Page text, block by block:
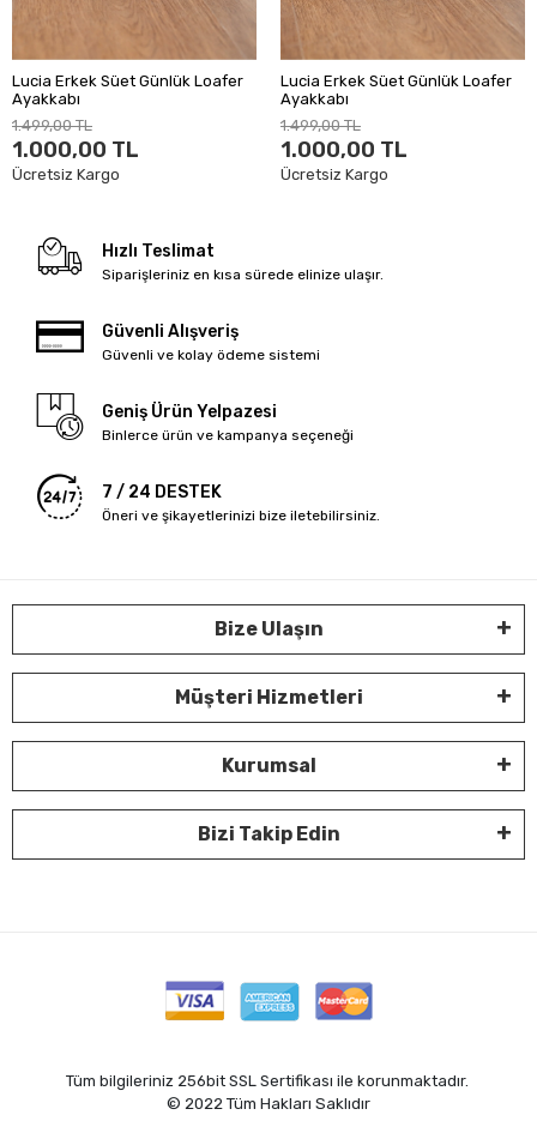
Lucia Erkek Süet Günlük Loafer
Ayakkabı
1.499,00 TL
1.000,00 TL
Ücretsiz Kargo
Lucia Erkek Süet Günlük Loafer
Ayakkabı
1.499,00 TL
1.000,00 TL
Ücretsiz Kargo
Hızlı Teslimat
Siparişleriniz en kısa sürede elinize ulaşır.
Güvenli Alışveriş
Güvenli ve kolay ödeme sistemi
Geniş Ürün Yelpazesi
Binlerce ürün ve kampanya seçeneği
7 / 24 DESTEK
Öneri ve şikayetlerinizi bize iletebilirsiniz.
Bize Ulaşın
Müşteri Hizmetleri
Kurumsal
Bizi Takip Edin
Tüm bilgileriniz 256bit SSL Sertifikası ile korunmaktadır.
© 2022 Tüm Hakları Saklıdır